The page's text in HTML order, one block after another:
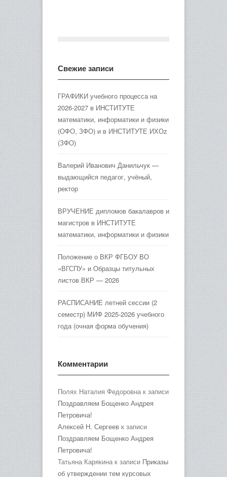
Свежие записи
ГРАФИКИ учебного процесса на
2026-2027 в ИНСТИТУТЕ
математики, информатики и физики
(ОФО, ЗФО) и в ИНСТИТУТЕ ИХОz
(ЗФО)
Валерий Иванович Данильчук —
выдающийся педагог, учёный,
ректор
ВРУЧЕНИЕ дипломов бакалавров и
магистров в ИНСТИТУТЕ
математики, информатики и физики
Положение о ВКР ФГБОУ ВО
«ВГСПУ» и Образцы титульных
листов ВКР — 2026
РАСПИСАНИЕ летней сессии (2
семестр) МИФ 2025-2026 учебного
года (очная форма обучения)
Комментарии
Полях Наталия Федоровна к записи
Поздравляем Бощенко Андрея
Петровича!
Алексей Н. Сергеев к записи
Поздравляем Бощенко Андрея
Петровича!
Татьяна Карякина к записи Приказы
об утверждении тем курсовых